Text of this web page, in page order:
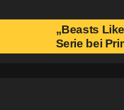
„Beasts
Serie bei